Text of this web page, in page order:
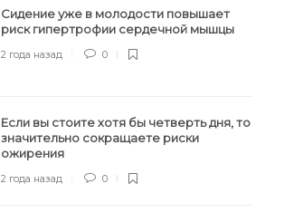
Сидение уже в молодости повышает
риск гипертрофии сердечной мышцы
2 года назад 0
Если вы стоите хотя бы четверть дня, то
значительно сокращаете риски
ожирения
2 года назад 0